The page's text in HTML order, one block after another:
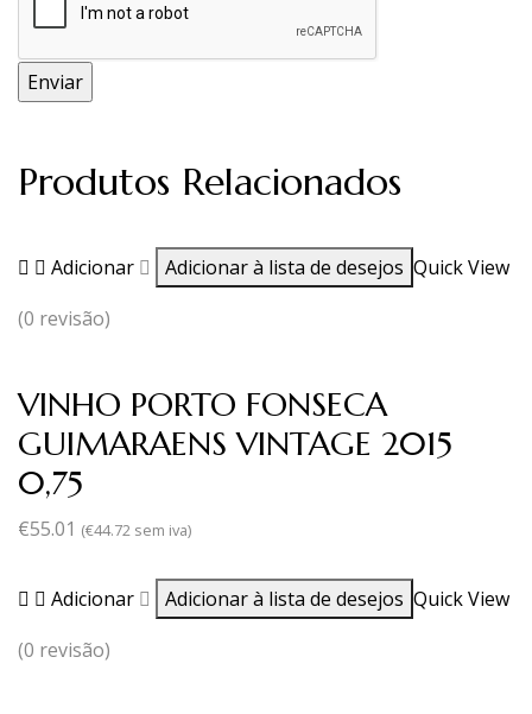
Produtos Relacionados
Adicionar Adicionar à lista de desejos Quick View
(0 revisão)
VINHO PORTO FONSECA
GUIMARAENS VINTAGE 2015
0,75
€55.01 (€44.72 sem iva)
Adicionar Adicionar à lista de desejos Quick View
(0 revisão)